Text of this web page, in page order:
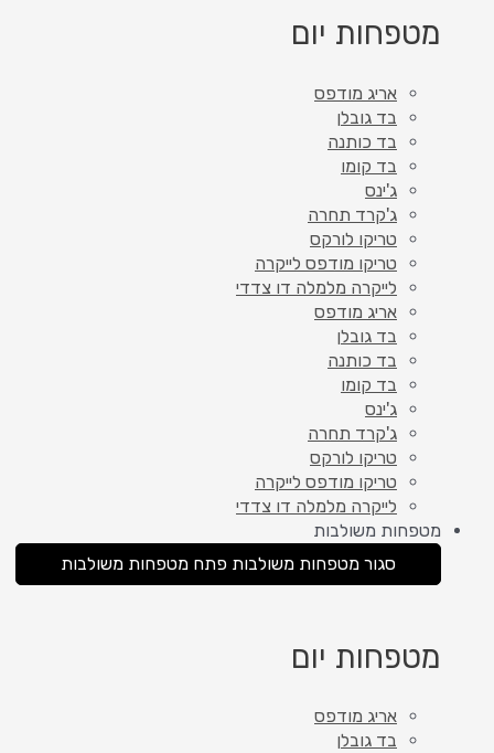
מטפחות יום
אריג מודפס
בד גובלן
בד כותנה
בד קומו
ג'ינס
ג'קרד תחרה
טריקו לורקס
טריקו מודפס לייקרה
לייקרה מלמלה דו צדדי
אריג מודפס
בד גובלן
בד כותנה
בד קומו
ג'ינס
ג'קרד תחרה
טריקו לורקס
טריקו מודפס לייקרה
לייקרה מלמלה דו צדדי
מטפחות משולבות
סגור מטפחות משולבות פתח מטפחות משולבות
מטפחות יום
אריג מודפס
בד גובלן